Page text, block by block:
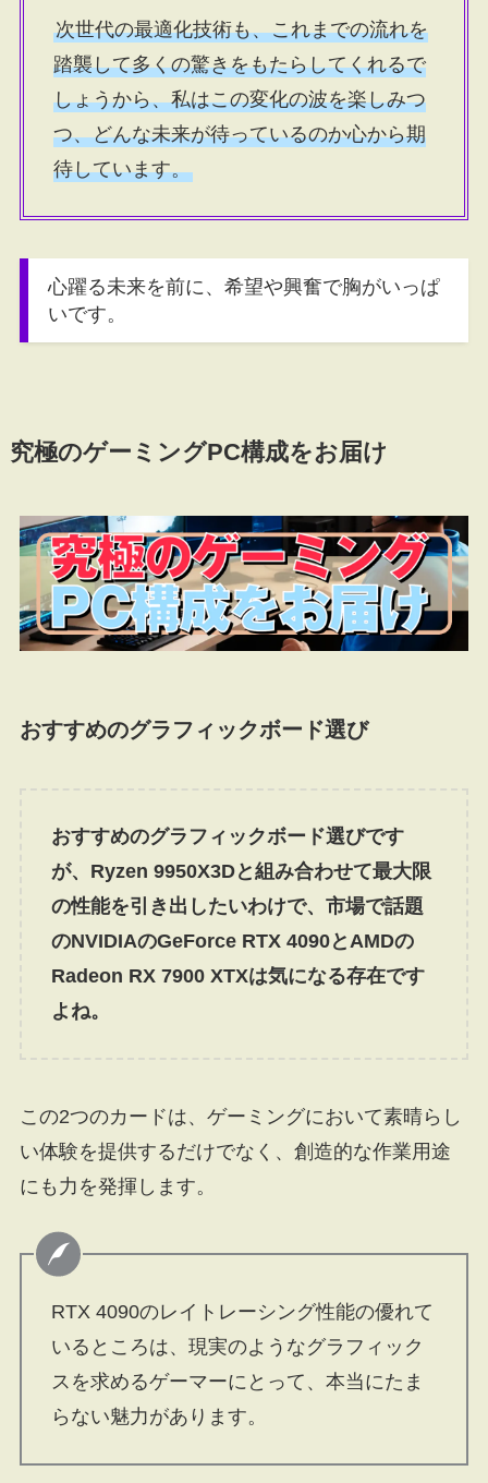
次世代の最適化技術も、これまでの流れを
踏襲して多くの驚きをもたらしてくれるで
しょうから、私はこの変化の波を楽しみつ
つ、どんな未来が待っているのか心から期
待しています。
心躍る未来を前に、希望や興奮で胸がいっぱ
いです。
究極のゲーミングPC構成をお届け
おすすめのグラフィックボード選び
おすすめのグラフィックボード選びです
が、Ryzen 9950X3Dと組み合わせて最大限
の性能を引き出したいわけで、市場で話題
のNVIDIAのGeForce RTX 4090とAMDの
Radeon RX 7900 XTXは気になる存在です
よね。
この2つのカードは、ゲーミングにおいて素晴らし
い体験を提供するだけでなく、創造的な作業用途
にも力を発揮します。
RTX 4090のレイトレーシング性能の優れて
いるところは、現実のようなグラフィック
スを求めるゲーマーにとって、本当にたま
らない魅力があります。